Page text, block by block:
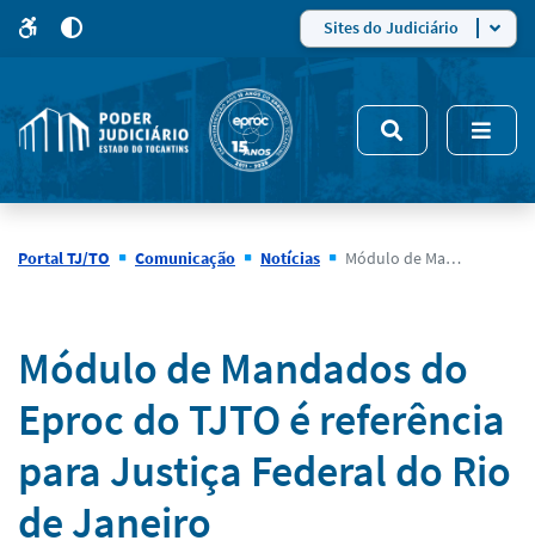
site
5
modo
de
alto
Sites do Judiciário
Portal TJ/TO Comunicação Notícias Módulo de Mandados do Eproc do TJTO é referência para Justiça Federal do Rio de Janeiro
Notícias
Módulo de Mandados do
Eproc do TJTO é referência
para Justiça Federal do Rio
de Janeiro